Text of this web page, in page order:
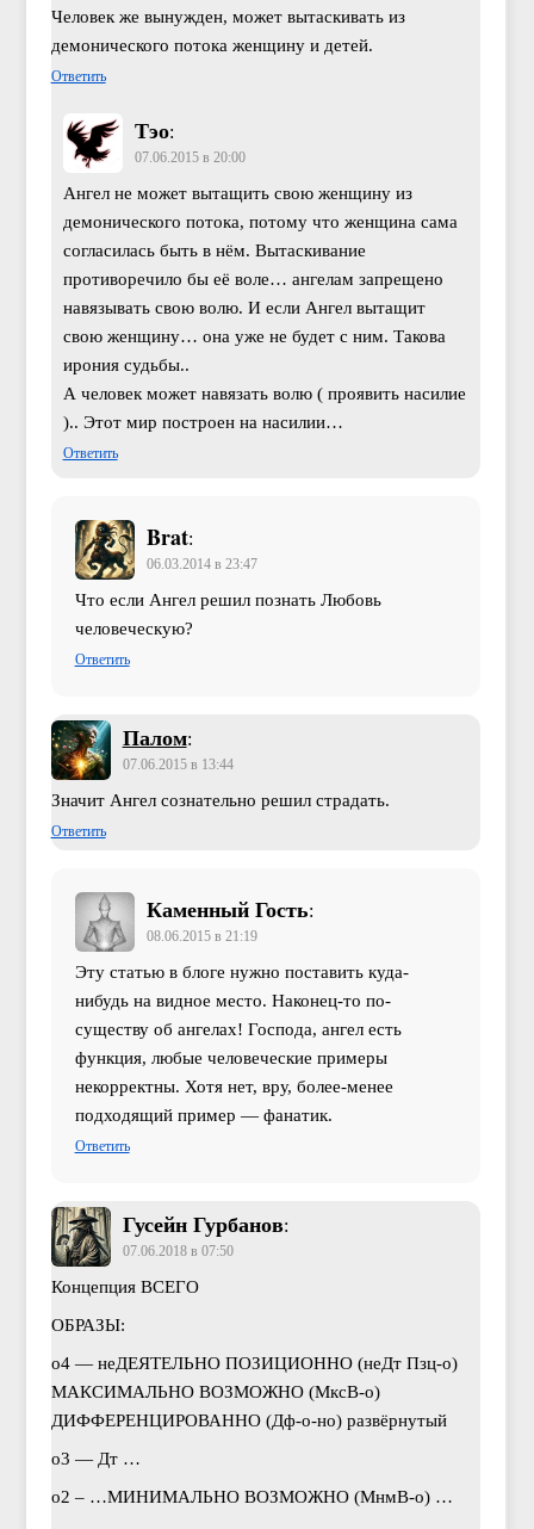
Человек же вынужден, может вытаскивать из
демонического потока женщину и детей.
Ответить
Тэо:
07.06.2015 в 20:00
Ангел не может вытащить свою женщину из
демонического потока, потому что женщина сама
согласилась быть в нём. Вытаскивание
противоречило бы её воле… ангелам запрещено
навязывать свою волю. И если Ангел вытащит
свою женщину… она уже не будет с ним. Такова
ирония судьбы..
А человек может навязать волю ( проявить насилие
).. Этот мир построен на насилии…
Ответить
Brat:
06.03.2014 в 23:47
Что если Ангел решил познать Любовь
человеческую?
Ответить
Палом:
07.06.2015 в 13:44
Значит Ангел сознательно решил страдать.
Ответить
Каменный Гость:
08.06.2015 в 21:19
Эту статью в блоге нужно поставить куда-
нибудь на видное место. Наконец-то по-
существу об ангелах! Господа, ангел есть
функция, любые человеческие примеры
некорректны. Хотя нет, вру, более-менее
подходящий пример — фанатик.
Ответить
Гусейн Гурбанов:
07.06.2018 в 07:50
Концепция ВСЕГО
ОБРАЗЫ:
о4 — неДЕЯТЕЛЬНО ПОЗИЦИОННО (неДт Пзц-о)
МАКСИМАЛЬНО ВОЗМОЖНО (МксВ-о)
ДИФФЕРЕНЦИРОВАННО (Дф-о-но) развёрнутый
о3 — Дт …
о2 – …МИНИМАЛЬНО ВОЗМОЖНО (МнмВ-о) …